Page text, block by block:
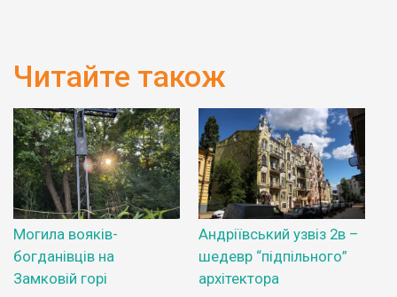
Читайте також
Могила вояків-
богданівців на
Замковій горі
Андріївський узвіз 2в –
шедевр “підпільного”
архітектора